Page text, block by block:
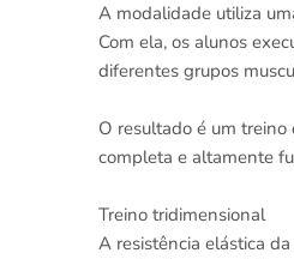
A modalidade utiliza
Com ela, os alunos
diferentes grupos
O resultado é um treino
completa e altamente
Treino tridimensional
A resistência elástica